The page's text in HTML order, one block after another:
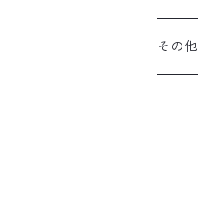
真鍮
その他